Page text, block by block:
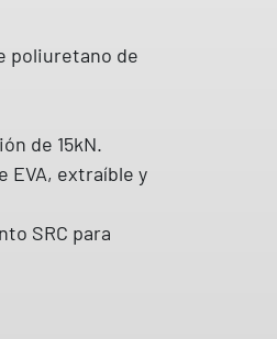
poliuretano de
de 15kN.
EVA, extraíble y
SRC para